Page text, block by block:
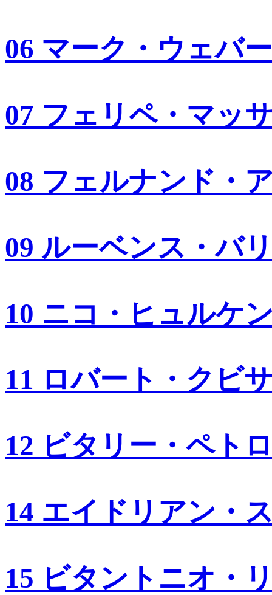
06 マーク・ウェバー
07 フェリペ・マッ
08 フェルナンド・
09 ルーベンス・バ
10 ニコ・ヒュルケ
11 ロバート・クビ
12 ビタリー・ペト
14 エイドリアン・
15 ビタントニオ・